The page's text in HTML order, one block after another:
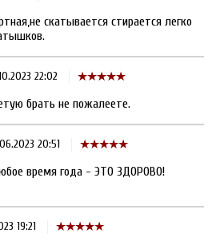
скатывается стирается легко
22:02
брать не пожалеете.
20:51
время года - ЭТО ЗДОРОВО!
19:21